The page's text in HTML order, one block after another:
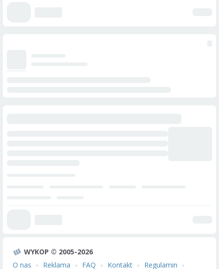
WYKOP © 2005-2026
O nas
Reklama FAQ Kontakt Regulamin